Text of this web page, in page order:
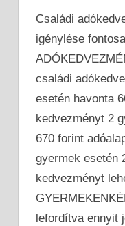
Családi
igénylése
családi
esetén havonta
kedvezményt 2
670 forint
gyermek esetén
kedvezményt
lefordítva ennyit